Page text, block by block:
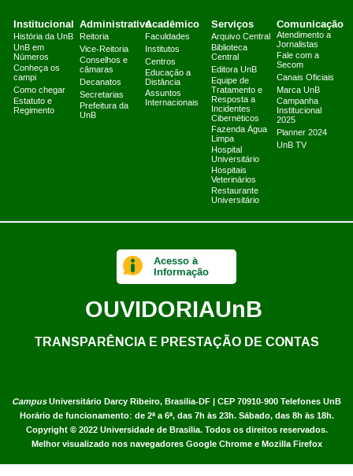
Institucional
História da UnB
UnB em
Números
Conheça os
campi
Como chegar
Estatuto e
Regimento
Administrativo
Reitoria
Vice-Reitoria
Conselhos e
câmaras
Decanatos
Secretarias
Prefeitura da
UnB
Acadêmico
Faculdades
Institutos
Centros
Educação a
Distância
Assuntos
Internacionais
Serviços
Arquivo Central
Biblioteca
Central
Editora UnB
Equipe de
Tratamento e
Resposta a
Incidentes
Cibernéticos
Fazenda Água
Limpa
Hospital
Universitário
Hospitais
Veterinários
Restaurante
Universitário
Comunicação
Atendimento a
Jornalistas
Fale com a
Secom
Canais Oficiais
Marca UnB
Campanha
Institucional
2025
Planner 2024
UnB TV
CampusUniversitário Darcy Ribeiro, Brasília-DF | CEP 70910-900 Telefones UnB
Horário de funcionamento: de 2ª a 6ª, das 7h às 23h. Sábado, das 8h às 18h.
Copyright © 2022 Universidade de Brasília. Todos os direitos reservados.
Melhor visualizado nos navegadores Google Chrome e Mozilla Firefox
Acesso à
Informação
OUVIDORIAUnB
TRANSPARÊNCIA E PRESTAÇÃO DE CONTAS